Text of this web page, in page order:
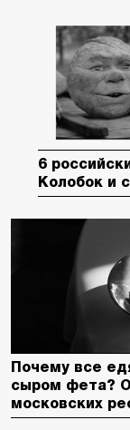
6
Колобок и
Почему все
сыром фета?
московских